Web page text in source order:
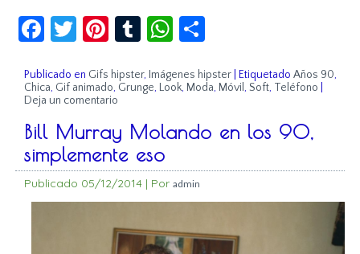
Facebook
Twitter
Pinterest
TumblrWhatsApp
Publicado en Gifs hipster, Imágenes hipster |Etiquetado Años 90,
Chica, Gif animado, Grunge, Look, Moda, Móvil, Soft, Teléfono
Deja un comentario
Bill Murray Molando en los 90,
simplemente eso
Publicado 05/12/2014 | Por admin